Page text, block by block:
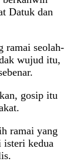
Datuk dan
ramai seolah-
wujud itu,
gosip itu
ramai yang
isteri kedua